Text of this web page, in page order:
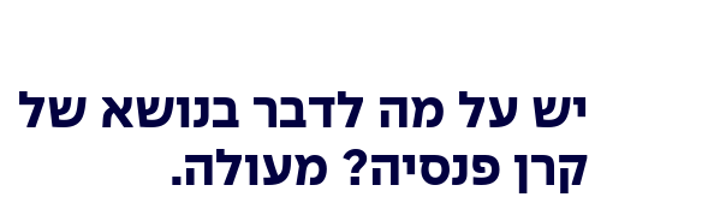
יש על מה לדבר בנושא של
קרן פנסיה? מעולה.